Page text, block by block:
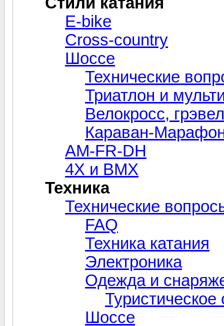
E-bike
Cross-сountry
Шоссе
Технические
Триатлон и
Велокросc,
Караван-
AM-FR-DH
4X и BMX
Техника
Технические
FAQ
Техника катания
Электроника
Одежда и
Шоссе